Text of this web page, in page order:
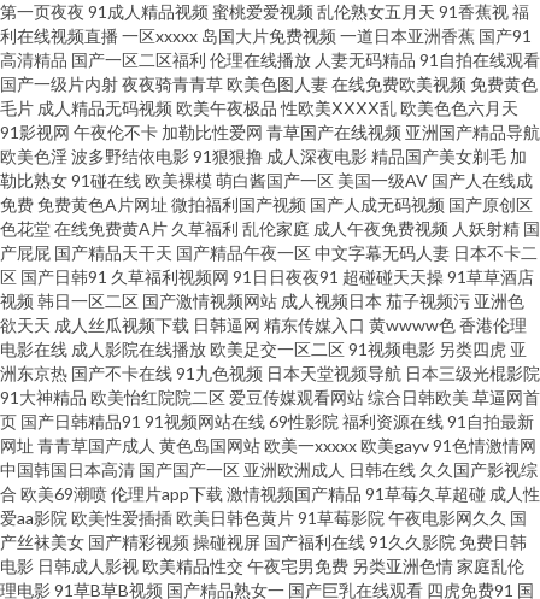
频网 日本淫网5 五月天福利导航 成人AⅤ 韩日色网址 男人天堂狠狠操 日本熟
女另类 五月天婷婷色情 91啦九色绿帽 99热22 女人的天堂av网 日韩欧美群P
午夜啪啪7474 91羞羞视频 超碰人人超碰A 狼友www 91视频国产网站 韩国偷
拍免费观看 欧美在线撸视频 综合网97 99超碰在线99 超碰亚洲无码 九一黄站
福利导航 人人操B 午夜福利男女 自拍十区 91青青操网站 成人论坛资源 国产
人妻3p自拍 狼友视频在线观看 青青草导航 午夜无码导航 www黄色片91 国产
第92页 久草资源在线 欧美经品h片 亚洲精品黄色网址 97成人超碰网 成人猛
猛av 精品国语逼 激情综合丁香 91精品影视区 97色97干 久久播五月 人妖伪娘
天天夜夜肏 亚洲欧美另类综合 91社一区 岛国操逼片 九九涩涩网 欧美激情亚
洲 日韩色情影院 午夜视频在线 国产日韩中文字幕 欧美操B电影 色午月视频
第一页夜夜 91成人精品视频 蜜桃爱爱视频 乱伦熟女五月天 91香蕉视福
利在线视频直播 一区xxxxx 岛国大片免费视频 一道日本亚洲香蕉 国产91
高清精品 国产一区二区福利 伦理在线播放 人妻无码精品 91自拍在线观看
国产一级片内射夜夜骑青青草欧美色图人妻在线免费欧美视频 免费黄色
毛片 成人精品无码视频 欧美午夜极品 性欧美ⅩⅩⅩⅩ乱欧美色色六月天
91影视网 午夜伦不卡 加勒比性爱网 青草国产在线视频 亚洲国产精品导航
欧美色淫波多野结依电影91狠狠撸 成人深夜电影精品国产美女剃毛 加
勒比熟女91碰在线欧美裸模萌白酱国产一区 美国一级AV 国产人在线成
免费免费黄色A片网址 微拍福利国产视频 国产人成无码视频 国产原创区
色花堂在线免费黄A片 久草福利 乱伦家庭 成人午夜免费视频 人妖射精 国
产屁屁 国产精品天干天 国产精品午夜一区中文字幕无码人妻 日本不卡二
区 国产日韩91 久草福利视频网 91日日夜夜91 超碰碰天天操91草草酒店
视频 韩日一区二区 国产激情视频网站 成人视频日本 茄子视频污 亚洲色
欲天天 成人丝瓜视频下载 日韩逼网 精东传媒入口 黄wwww色香港伦理
电影在线 成人影院在线播放欧美足交一区二区91视频电影 另类四虎 亚
洲东京热 国产不卡在线91九色视频 日本天堂视频导航 日本三级光棍影院
91大神精品 欧美怡红院院二区 爱豆传媒观看网站综合日韩欧美 草逼网首
页 国产日韩精品91 91视频网站在线69性影院 福利资源在线91自拍最新
网址 青青草国产成人 黄色岛国网站欧美一xxxxx欧美gayv91色情激情网
中国韩国日本高清 国产国产一区 亚洲欧洲成人 日韩在线 久久国产影视综
合 欧美69潮喷伦理片app下载 激情视频国产精品 91草莓久草超碰 成人性
爱aa影院 欧美性爱插插欧美日韩色黄片91草莓影院 午夜电影网久久 国
产丝袜美女 国产精彩视频 操碰视屏 国产福利在线91久久影院 免费日韩
电影 日韩成人影视欧美精品性交午夜宅男免费 另类亚洲色情家庭乱伦
理电影91草B草B视频 国产精品熟女一 国产巨乳在线观看 四虎免费91 国